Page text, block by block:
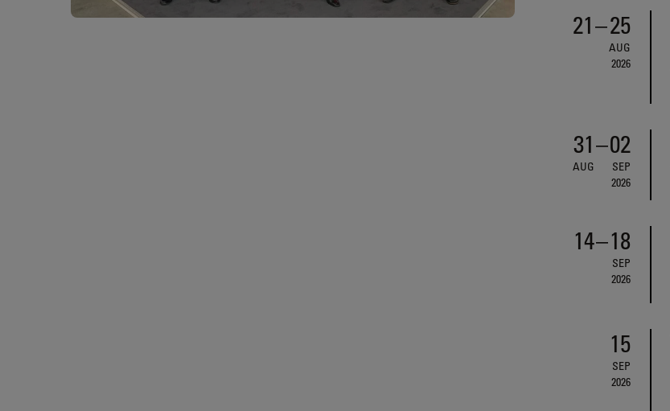
21–25
AUG
2026
31
AUG
–02
SEP
2026
14–18
SEP
2026
15
SEP
2026